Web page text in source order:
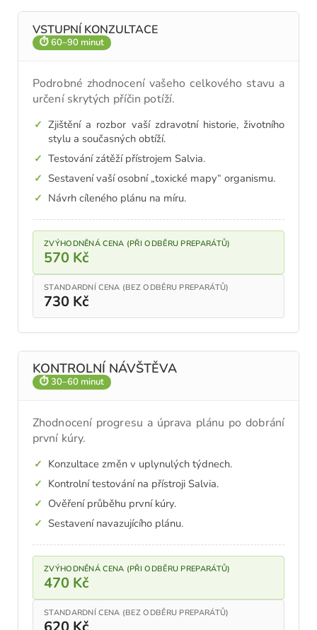
VSTUPNÍ KONZULTACE
⏱ 60–90 minut
Podrobné zhodnocení vašeho celkového stavu a
určení skrytých příčin potíží.
Zjištění a rozbor vaší zdravotní historie, životního
stylu a současných obtíží.
Testování zátěží přístrojem Salvia.
Sestavení vaší osobní „toxické mapy“ organismu.
Návrh cíleného plánu na míru.
ZVÝHODNĚNÁ CENA (PŘI ODBĚRU PREPARÁTŮ)
570 Kč
STANDARDNÍ CENA (BEZ ODBĚRU PREPARÁTŮ)
730 Kč
KONTROLNÍ NÁVŠTĚVA
⏱ 30–60 minut
Zhodnocení progresu a úprava plánu po dobrání
první kúry.
Konzultace změn v uplynulých týdnech.
Kontrolní testování na přístroji Salvia.
Ověření průběhu první kúry.
Sestavení navazujícího plánu.
ZVÝHODNĚNÁ CENA (PŘI ODBĚRU PREPARÁTŮ)
470 Kč
STANDARDNÍ CENA (BEZ ODBĚRU PREPARÁTŮ)